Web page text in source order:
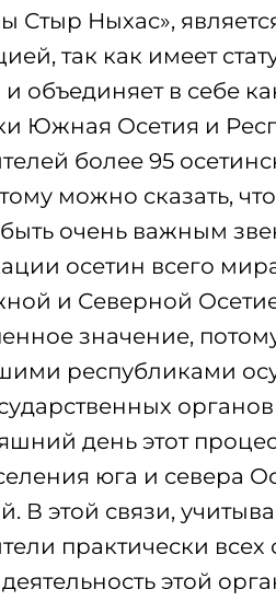
Стыр Ныхас»,
так как имеет
объединяет в себе
Южная Осетия и
более 95
можно сказать,
очень важным
осетин всего
и Северной
значение,
республиками
день этот
юга и севера
В этой связи,
практически
этой